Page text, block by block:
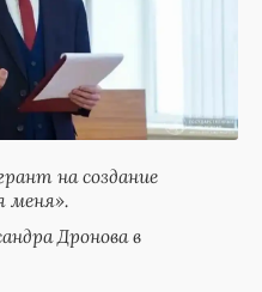
на создание
меня».
Дронова в